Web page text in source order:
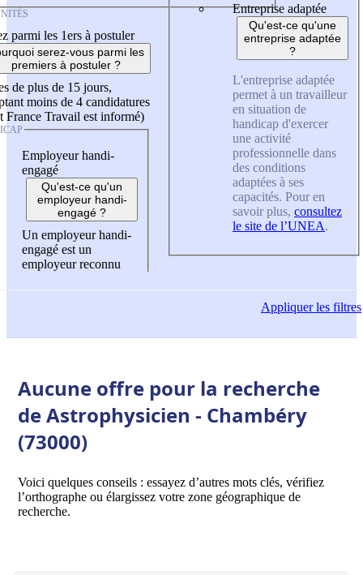
parmi les 1ers à postuler
serez-vous parmi les
premiers à postuler ?
de plus de 15 jours,
moins de 4 candidatures
France Travail est informé)
Employeur handi-
engagé
Qu'est-ce qu'un
employeur handi-
engagé ?
Un employeur handi-
engagé est un
employeur reconnu
Entreprise adaptée
Qu'est-ce qu'une
entreprise adaptée
?
L'entreprise adaptée
permet à un travailleur
en situation de
handicap d'exercer
une activité
professionnelle dans
des conditions
adaptées à ses
capacités. Pour en
savoir plus, consultez
le site de l’UNEA.
Appliquerles filtres
Aucune offre pour la recherche
de Astrophysicien - Chambéry
(73000)
Voici quelques conseils : essayez d’autres mots clés, vérifiez
l’orthographe ou élargissez votre zone géographique de
recherche.